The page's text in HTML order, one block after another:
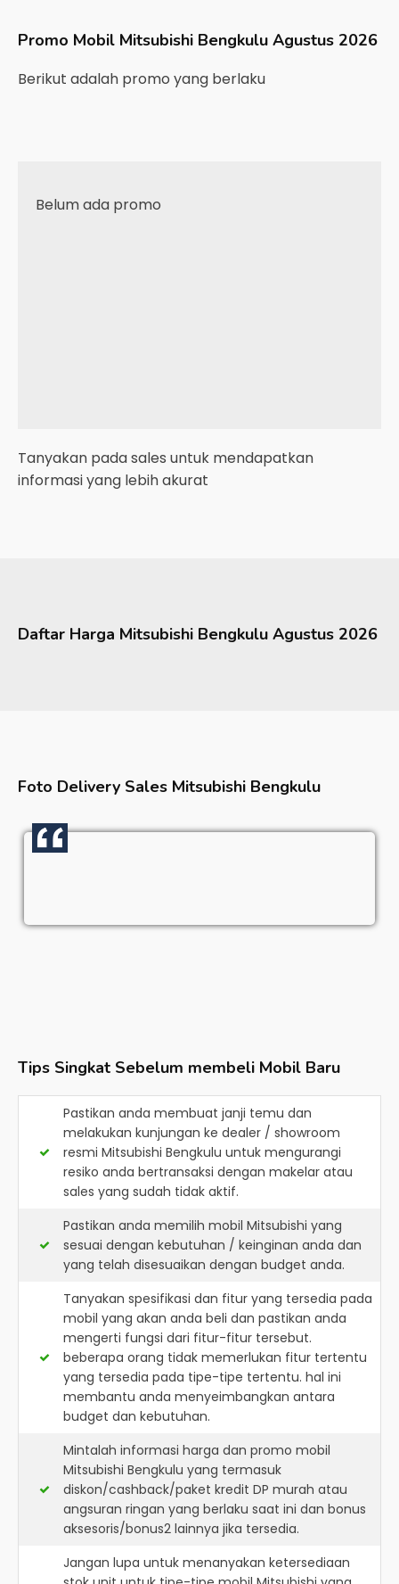
Promo Mobil Mitsubishi Bengkulu Agustus 2026
Berikut adalah promo yang berlaku
Belum ada promo
Tanyakan pada sales untuk mendapatkan
informasi yang lebih akurat
Daftar Harga Mitsubishi Bengkulu Agustus 2026
Foto Delivery Sales Mitsubishi Bengkulu
Tips Singkat Sebelum membeli Mobil Baru
Pastikan anda membuat janji temu dan
melakukan kunjungan ke dealer / showroom
resmi Mitsubishi Bengkulu untuk mengurangi
resiko anda bertransaksi dengan makelar atau
sales yang sudah tidak aktif.
Pastikan anda memilih mobil Mitsubishi yang
sesuai dengan kebutuhan / keinginan anda dan
yang telah disesuaikan dengan budget anda.
Tanyakan spesifikasi dan fitur yang tersedia pada
mobil yang akan anda beli dan pastikan anda
mengerti fungsi dari fitur-fitur tersebut.
beberapa orang tidak memerlukan fitur tertentu
yang tersedia pada tipe-tipe tertentu. hal ini
membantu anda menyeimbangkan antara
budget dan kebutuhan.
Mintalah informasi harga dan promo mobil
Mitsubishi Bengkulu yang termasuk
diskon/cashback/paket kredit DP murah atau
angsuran ringan yang berlaku saat ini dan bonus
aksesoris/bonus2 lainnya jika tersedia.
Jangan lupa untuk menanyakan ketersediaan